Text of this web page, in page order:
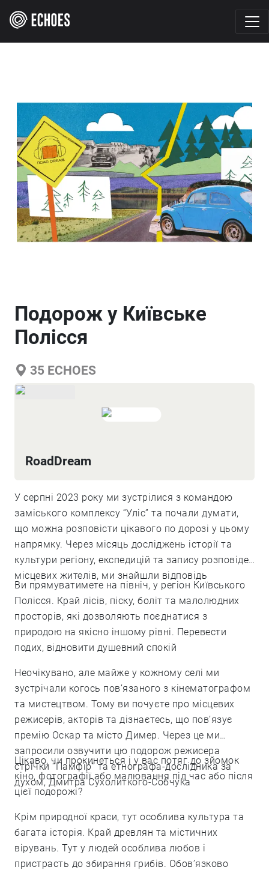
Подорож у Київське
Полісся
35 ECHOES
RoadDream
​​У серпні 2023 року ми зустрілися з командою
заміського комплексу “Уліс” та почали думати,
що можна розповісти цікавого по дорозі у цьому
напрямку. Через місяць досліджень історії та
культури регіону, експедицій та запису розповідей
місцевих жителів, ми знайшли відповідь
Ви прямуватимете на північ, у регіон Київського
Полісся. Край лісів, піску, боліт та малолюдних
просторів, які дозволяють поєднатися з
природою на якісно іншому рівні. Перевести
подих, відновити душевний спокій
Неочікувано, але майже у кожному селі ми
зустрічали когось пов’язаного з кінематографом
та мистецтвом. Тому ви почуєте про місцевих
режисерів, акторів та дізнаєтесь, що пов’язує
премію Оскар та місто Димер. Через це ми
запросили озвучити цю подорож режисера
стрічки “Памфір” та етнографа-дослідника за
духом, Дмитра Сухолиткого-Собчука
Цікаво, чи прокинеться і у вас потяг до зйомок
кіно, фотографії або малювання під час або після
цієї подорожі?
Крім природної краси, тут особлива культура та
багата історія. Край древлян та містичних
вірувань. Тут у людей особлива любов і
пристрасть до збирання грибів. Обов’язково